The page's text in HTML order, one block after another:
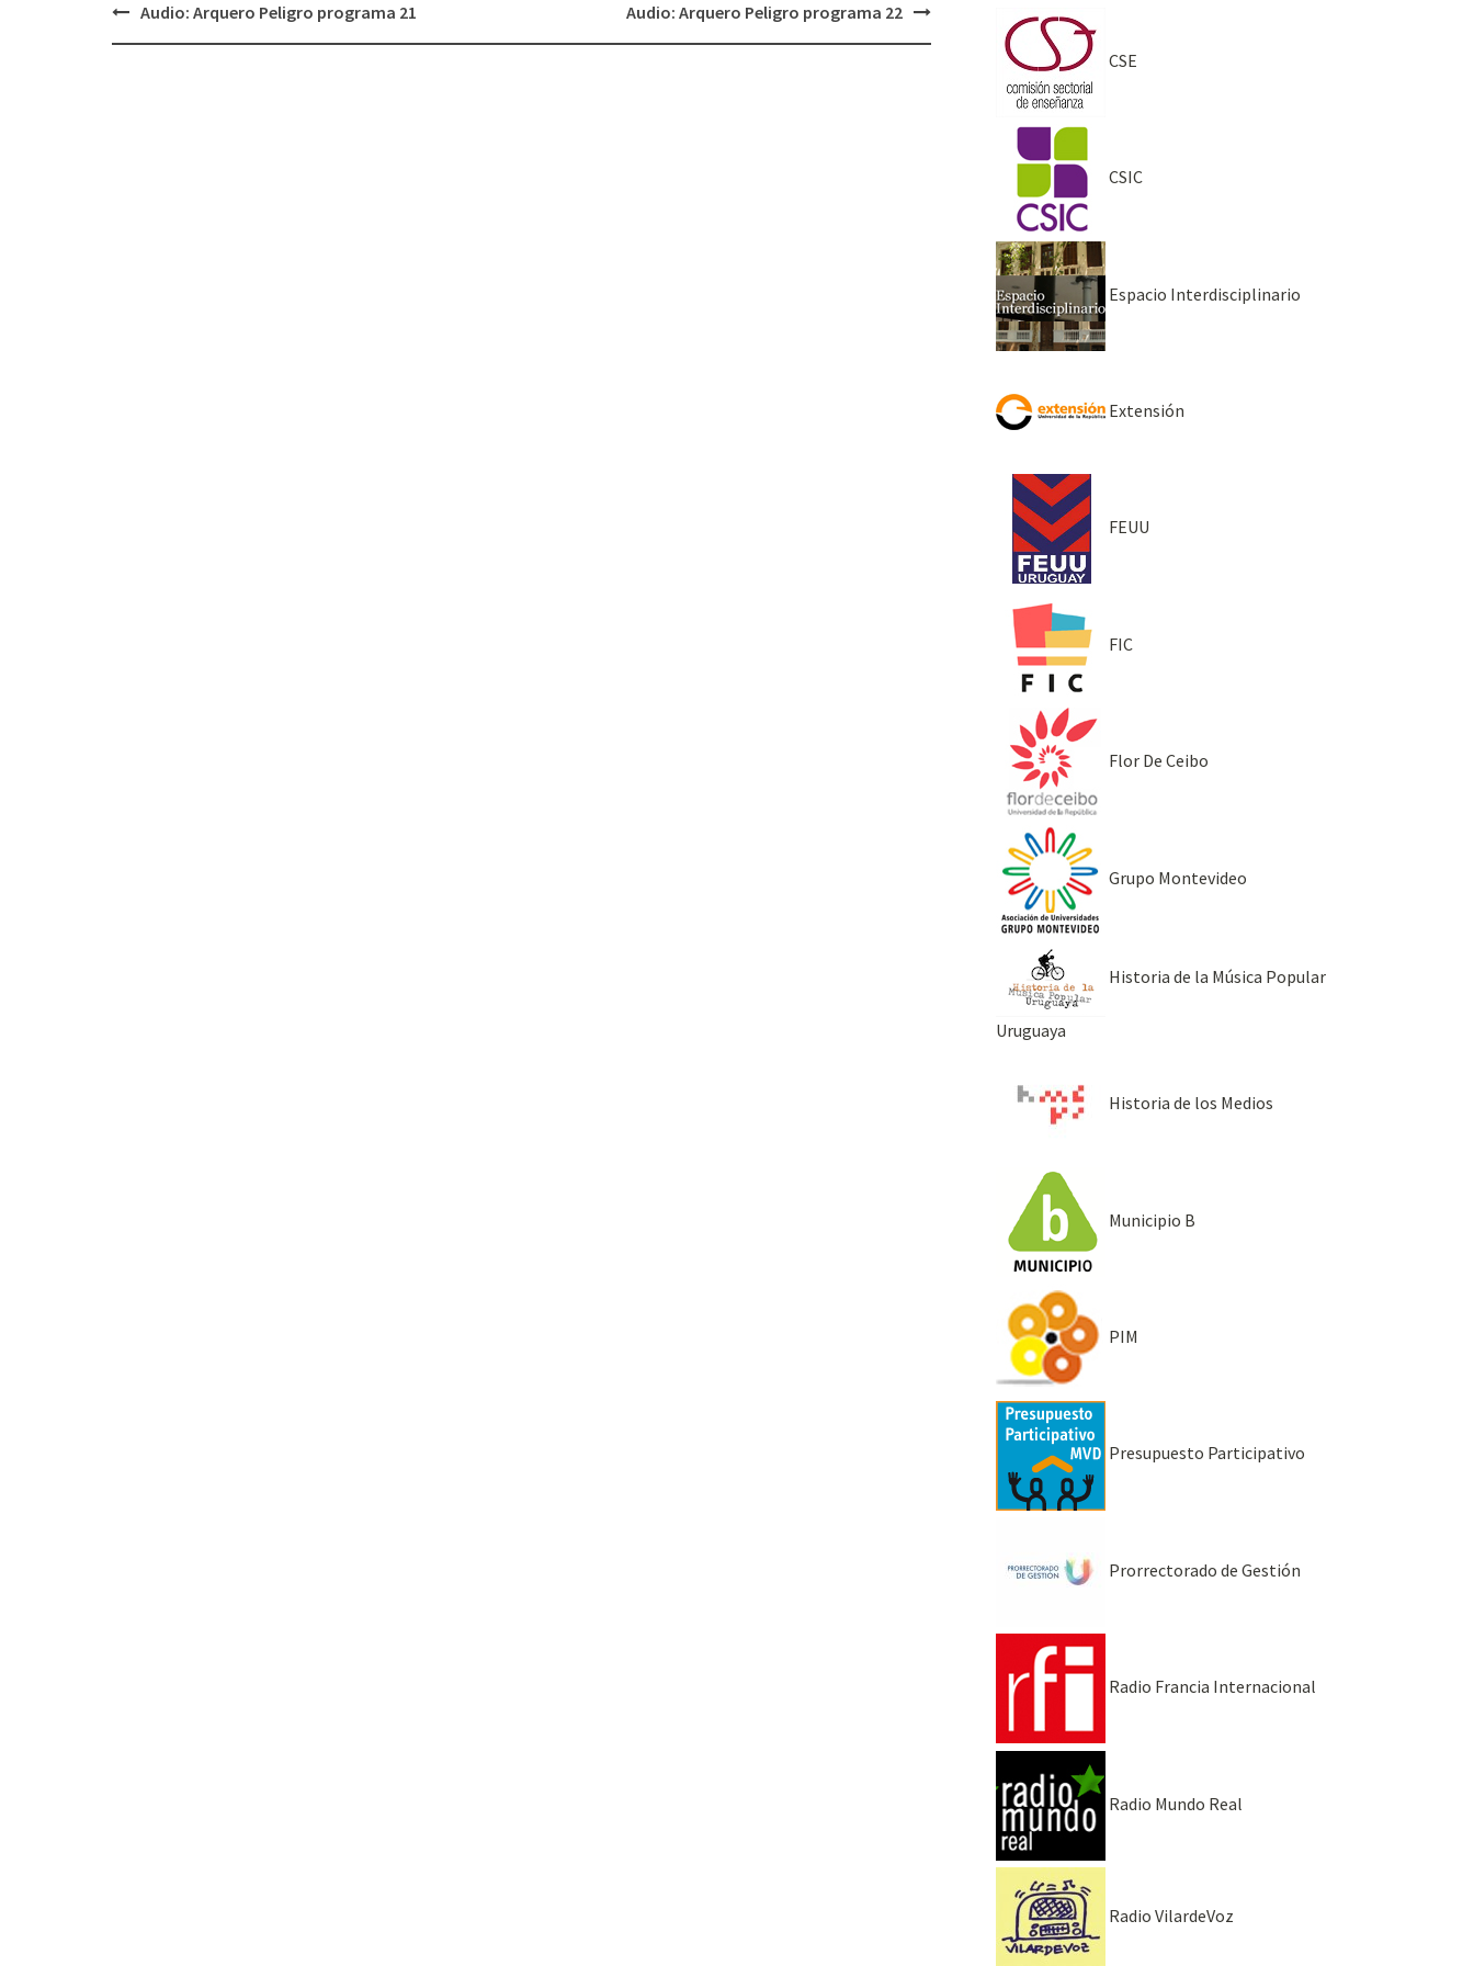
volumen.
Audio: Arquero Peligro programa 21 Audio: Arquero Peligro programa 22
CSE
CSIC
Espacio Interdisciplinario
Extensión
FEUU
FIC
Flor De Ceibo
Grupo Montevideo
Historia de la Música Popular
Uruguaya
Historia de los Medios
Municipio B
PIM
Presupuesto Participativo
Prorrectorado de Gestión
Radio Francia Internacional
Radio Mundo Real
Radio VilardeVoz